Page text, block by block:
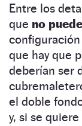
Entre los
que no
que hay que
deberían ser
el doble
y, si se